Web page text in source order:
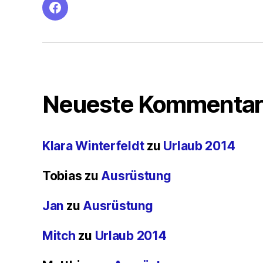
facebook
Neueste
Klara Winterfeldtzu Urlaub 2014
Tobias zu Ausrüstung
Jan zu Ausrüstung
Mitch zu Urlaub 2014